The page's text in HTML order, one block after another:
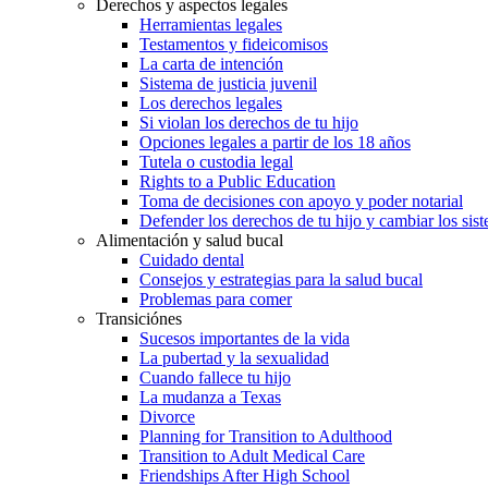
Derechos y aspectos legales
Herramientas legales
Testamentos y fideicomisos
La carta de intención
Sistema de justicia juvenil
Los derechos legales
Si violan los derechos de tu hijo
Opciones legales a partir de los 18 años
Tutela o custodia legal
Rights to a Public Education
Toma de decisiones con apoyo y poder notarial
Defender los derechos de tu hijo y cambiar los
Alimentación y salud bucal
Cuidado dental
Consejos y estrategias para la salud bucal
Problemas para comer
Transiciónes
Sucesos importantes de la vida
La pubertad y la sexualidad
Cuando fallece tu hijo
La mudanza a Texas
Divorce
Planning for Transition to Adulthood
Transition to Adult Medical Care
Friendships After High School